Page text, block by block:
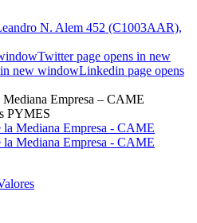
N. Alem 452 (C1003AAR),
Twitter page opens in new
in new windowLinkedin page opens
Empresa – CAME
PYMES